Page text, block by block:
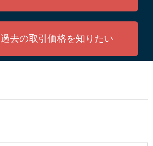
過去の取引価格を知りたい